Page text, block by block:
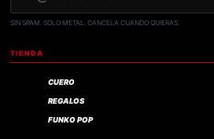
SIN SPAM. SOLO METAL. CANCELA CUANDO QUIERAS.
TIENDA
CUERO
REGALOS
FUNKO POP